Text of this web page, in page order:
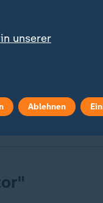
erneut verpasst.
Schweden.
unserer
Ablehnen